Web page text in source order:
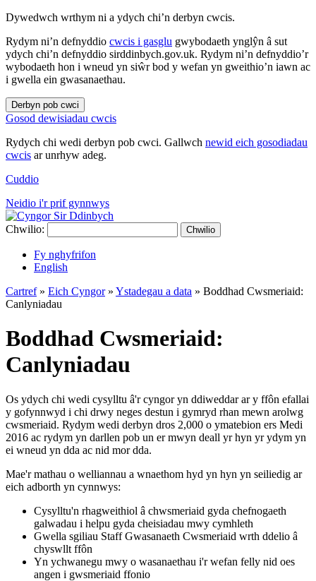
Dywedwch wrthym ni a ydych chi’n derbyn cwcis.
Rydym ni’n defnyddio cwcis i gasglu gwybodaeth ynglŷn â sut
ydych chi’n defnyddio sirddinbych.gov.uk. Rydym ni’n defnyddio’r
wybodaeth hon i wneud yn siŵr bod y wefan yn gweithio’n iawn ac
i gwella ein gwasanaethau.
Derbyn pob cwci
Gosod dewisiadau cwcis
Rydych chi wedi derbyn pob cwci. Gallwch newid eich gosodiadau
cwcis ar unrhyw adeg.
Cuddio
Neidio i'r prif gynnwys
Chwilio: Chwilio
Fy nghyfrifon
English
Cartref» Eich Cyngor» Ystadegau a data » Boddhad Cwsmeriaid:
Canlyniadau
Boddhad Cwsmeriaid:
Canlyniadau
Os ydych chi wedi cysylltu â'r cyngor yn ddiweddar ar y ffôn efallai
y gofynnwyd i chi drwy neges destun i gymryd rhan mewn arolwg
cwsmeriaid. Rydym wedi derbyn dros 2,000 o ymatebion ers Medi
2016 ac rydym yn darllen pob un er mwyn deall yr hyn yr ydym yn
ei wneud yn dda ac nid mor dda.
Mae'r mathau o welliannau a wnaethom hyd yn hyn yn seiliedig ar
eich adborth yn cynnwys:
Cysylltu'n rhagweithiol â chwsmeriaid gyda chefnogaeth
galwadau i helpu gyda cheisiadau mwy cymhleth
Gwella sgiliau Staff Gwasanaeth Cwsmeriaid wrth ddelio â
chyswllt ffôn
Yn ychwanegu mwy o wasanaethau i'r wefan felly nid oes
angen i gwsmeriaid ffonio